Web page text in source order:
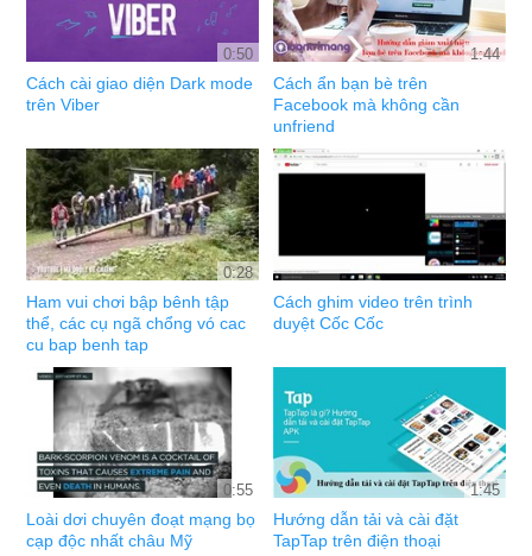
0:50
Cách cài giao diện Dark mode
trên Viber
1:44
Cách ẩn bạn bè trên
Facebook mà không cần
unfriend
0:28
Ham vui chơi bập bênh tập
thể, các cụ ngã chổng vó cac
cu bap benh tap
Cách ghim video trên trình
duyệt Cốc Cốc
0:55
Loài dơi chuyên đoạt mạng bọ
cạp độc nhất châu Mỹ
1:45
Hướng dẫn tải và cài đặt
TapTap trên điện thoại